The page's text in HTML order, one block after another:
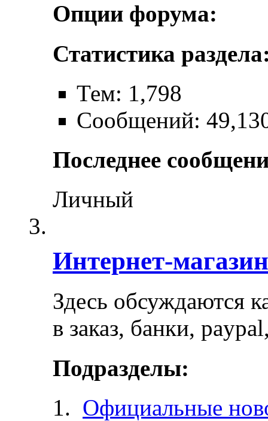
Опции форума:
Статистика
Тем: 1,798
Сообщений:
Последнее
Личный
Интернет-
Здесь обсуждаются
в заказ, банки,
Подразделы:
Официальные